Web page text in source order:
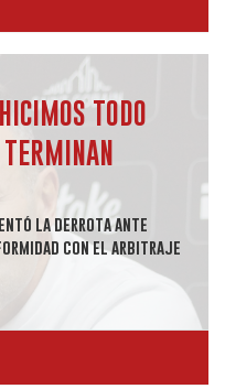
TODO
la derrota ante
con el arbitraje